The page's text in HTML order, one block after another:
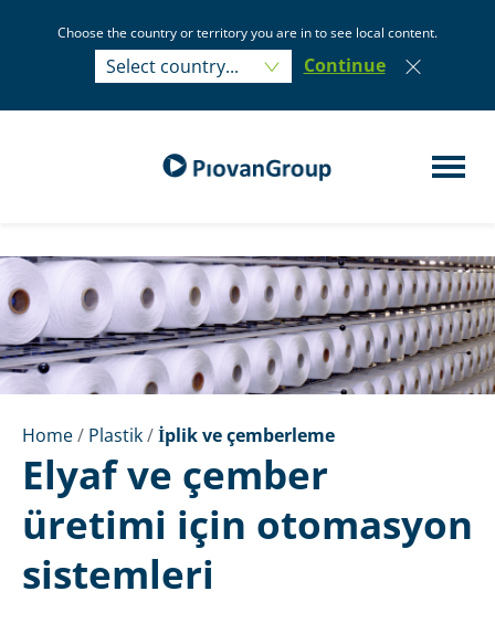
Choose the country or territory you are in to see local content.
Select country...
Select country... Continue
Home/ Plastik/İplik ve çemberleme
Elyaf ve çember
üretimi için otomasyon
sistemleri